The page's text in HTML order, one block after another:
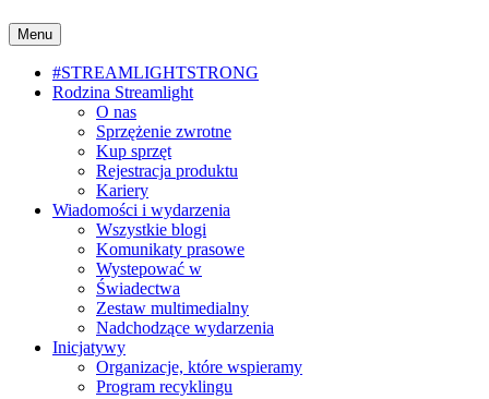
Menu
#STREAMLIGHTSTRONG
Rodzina Streamlight
O nas
Sprzężenie zwrotne
Kup sprzęt
Rejestracja produktu
Kariery
Wiadomości i wydarzenia
Wszystkie blogi
Komunikaty prasowe
Wystepować w
Świadectwa
Zestaw multimedialny
Nadchodzące wydarzenia
Inicjatywy
Organizacje, które wspieramy
Program recyklingu